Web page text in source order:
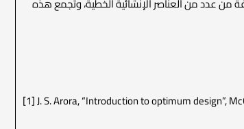
[1] J. S. Arora, “Introduction to optimum design”,